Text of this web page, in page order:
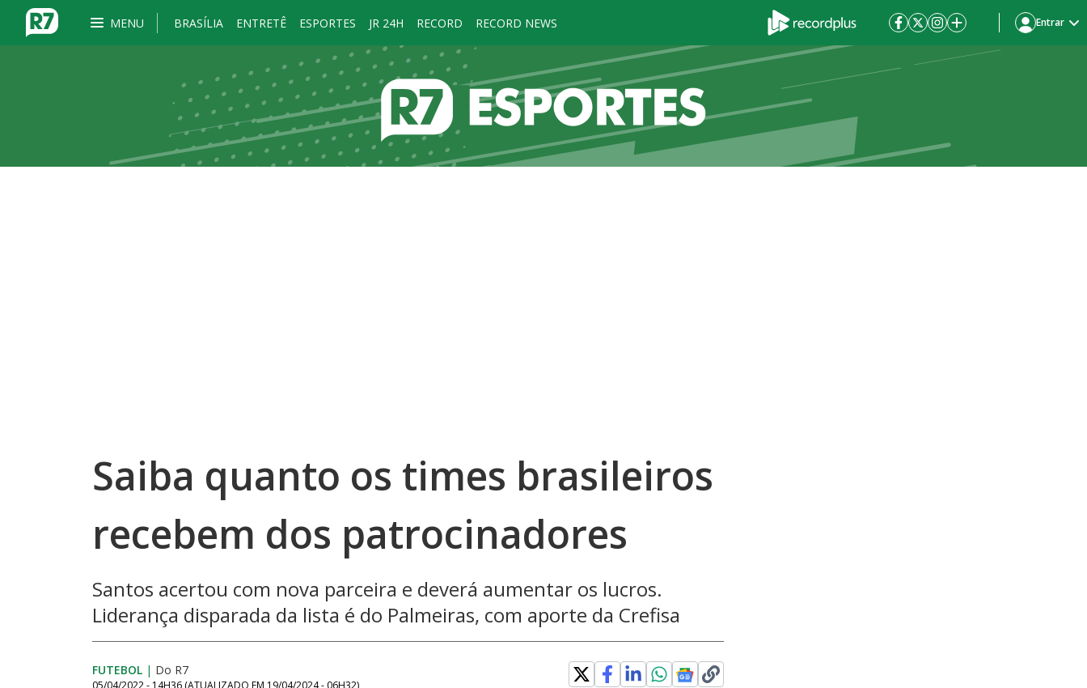
MENU BRASÍLIA ENTRETÊ ESPORTES JR 24H RECORD RECORD NEWS Entrar
Saiba quanto os times brasileiros
recebem dos patrocinadores
Santos acertou com nova parceira e deverá aumentar os lucros.
Liderança disparada da lista é do Palmeiras, com aporte da Crefisa
FUTEBOL | Do R7
05/04/2022 - 14H36 (ATUALIZADO EM 19/04/2024 - 06H32)